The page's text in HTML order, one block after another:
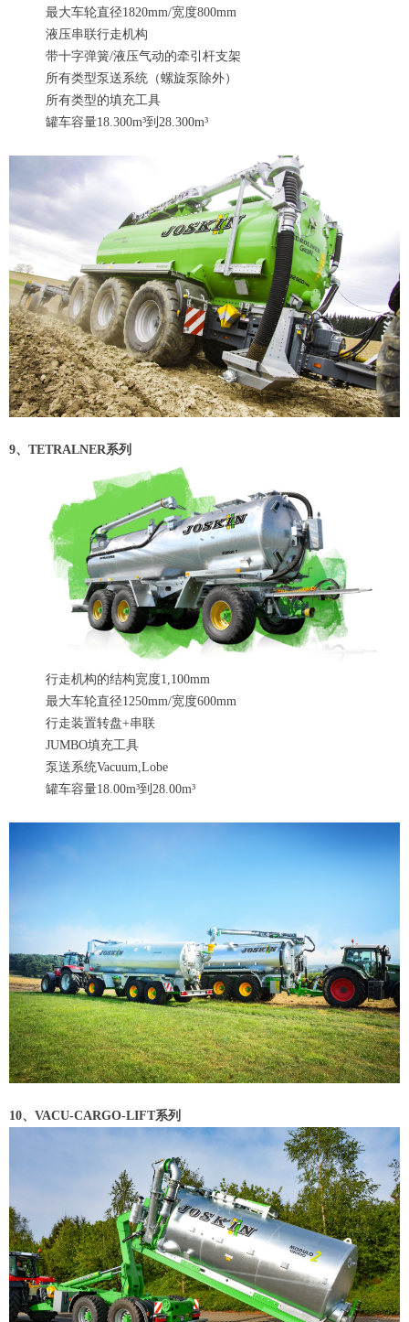
最大车轮直径1820mm/宽度800mm
液压串联行走机构
带十字弹簧/液压气动的牵引杆支架
所有类型泵送系统（螺旋泵除外）
所有类型的填充工具
罐车容量18.300m³到28.300m³
9、TETRALNER系列
行走机构的结构宽度1,100mm
最大车轮直径1250mm/宽度600mm
行走装置转盘+串联
JUMBO填充工具
泵送系统Vacuum,Lobe
罐车容量18.00m³到28.00m³
10、VACU-CARGO-LIFT系列